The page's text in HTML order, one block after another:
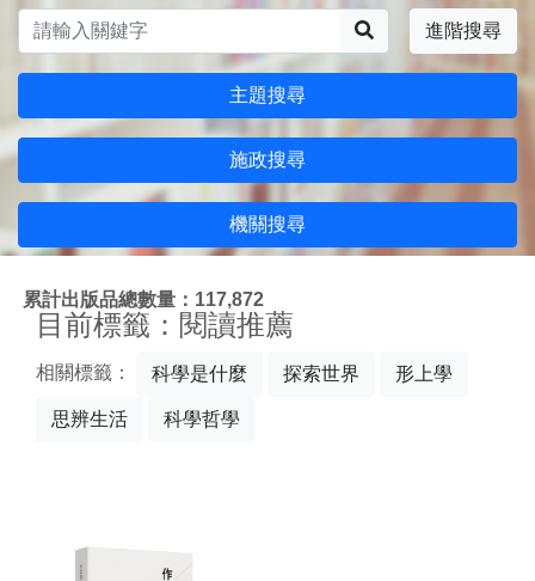
進階搜尋
主題搜尋
施政搜尋
機關搜尋
累計出版品總數量：117,872
目前標籤：閱讀推薦
相關標籤： 科學是什麼 探索世界 形上學
思辨生活 科學哲學